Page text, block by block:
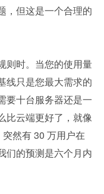
，但这是一个合理的
则时。当您的使用量
线只是您最大需求的
要十台服务器还是一
比云端更好了，就像
然有 30 万用户在
们的预测是六个月内